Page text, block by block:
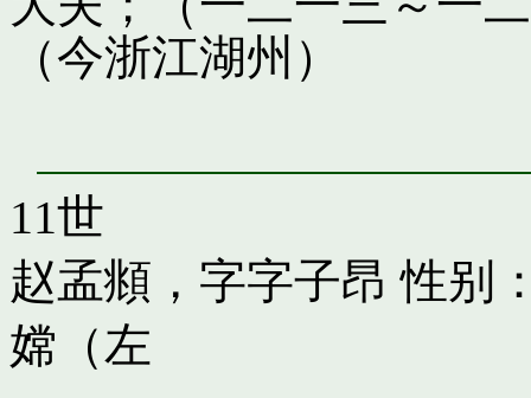
（今浙江湖州）
11世
赵孟頫，字字子昂 性别
嫦（左